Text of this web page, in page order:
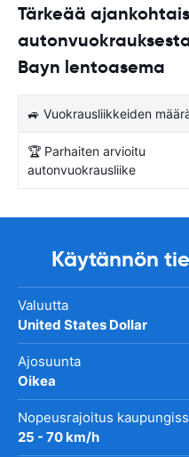
Tärkeää
Bayn lentoasema
🚙 Vuokrausliikkeiden
🏆 Parhaiten arvioitu
autonvuokrausliike
Käytännön
Valuutta
United States Dollar
Ajosuunta
Oikea
Nopeusrajoitus
25 - 70 km/h